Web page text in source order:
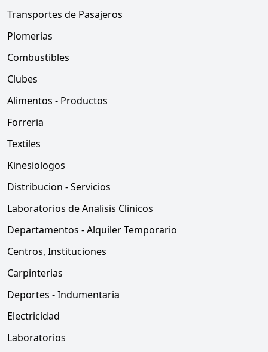
Transportes de Pasajeros
Plomerias
Combustibles
Clubes
Alimentos - Productos
Forreria
Textiles
Kinesiologos
Distribucion - Servicios
Laboratorios de Analisis Clinicos
Departamentos - Alquiler Temporario
Centros, Instituciones
Carpinterias
Deportes - Indumentaria
Electricidad
Laboratorios